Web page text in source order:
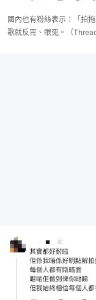
國內也有粉絲表示：「拍
歌就反胃、眼冤。（